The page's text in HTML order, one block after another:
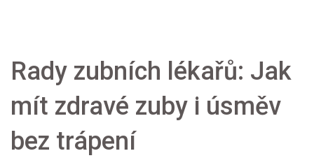
Rady zubních lékařů: Jak
mít zdravé zuby i úsměv
bez trápení